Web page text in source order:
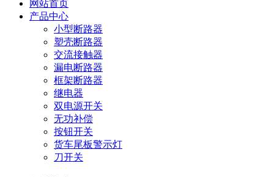
网站首页
产品中心
小型断路器
塑壳断路器
交流接触器
漏电断路器
框架断路器
继电器
双电源开关
无功补偿
按钮开关
货车尾板警示灯
刀开关